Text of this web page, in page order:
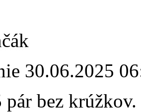
30.06.2025
pár bez krúžkov.